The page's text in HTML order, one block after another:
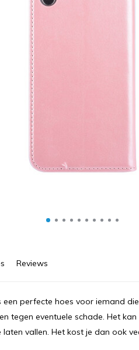
Reviews
perfecte hoes voor iemand
tegen eventuele schade. Het
vallen. Het kost je dan ook